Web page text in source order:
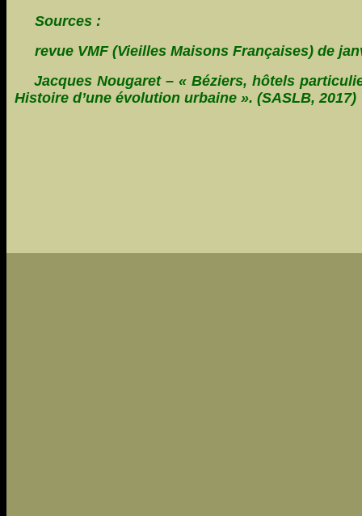
Sources :
revue VMF (Vieilles Maisons Françaises) de
Jacques Nougaret – « Béziers, hôtels
Histoire d’une évolution urbaine ». (SASLB, 2017)